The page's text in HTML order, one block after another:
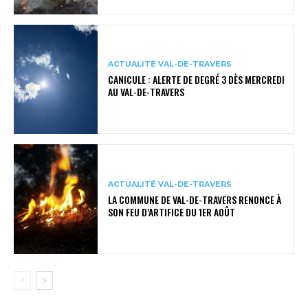
ACTUALITÉ VAL-DE-TRAVERS
CANICULE : ALERTE DE DEGRÉ 3 DÈS MERCREDI
AU VAL-DE-TRAVERS
ACTUALITÉ VAL-DE-TRAVERS
LA COMMUNE DE VAL-DE-TRAVERS RENONCE À
SON FEU D’ARTIFICE DU 1ER AOÛT